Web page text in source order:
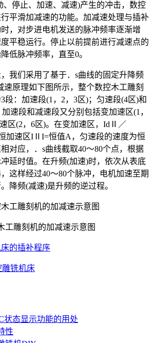
、停止、加速、减速)产生的冲击，数控
平滑加减速的功能。加减速处理与插补
，对步进电机发送的脉冲频率逐渐增
平稳运行。停止以前提前进行减速点的
低脉冲频率，直至0。
们采用了基于．s曲线的固定升降频
速原理如下图所示，整个数控木工雕刻
段：加速段(1，2，3区)；匀速段(4区)和
速段和减速段又分别包括变加速区(1，
区(2，6区)。在变加速区，IdⅡ／
加速区IⅡI=恒值A，匀速段的速度为恒
对应，．s曲线截取40～80个点，根据
延时值。在升频(加速)时，依次从表底
这样经过40～80个脉冲，电机加速至期
降频(减速)是升频的逆过程。
工雕刻机的加减速示意图
的插补程序
雕铣机床
状态显示功能的用处
性